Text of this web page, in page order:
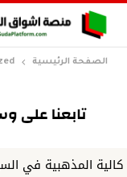
الصفحة الرئيسية
في